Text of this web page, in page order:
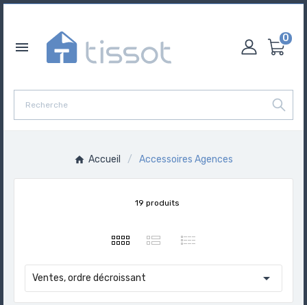

0
Accueil Accessoires Agences
19 produits
Ventes, ordre décroissant 